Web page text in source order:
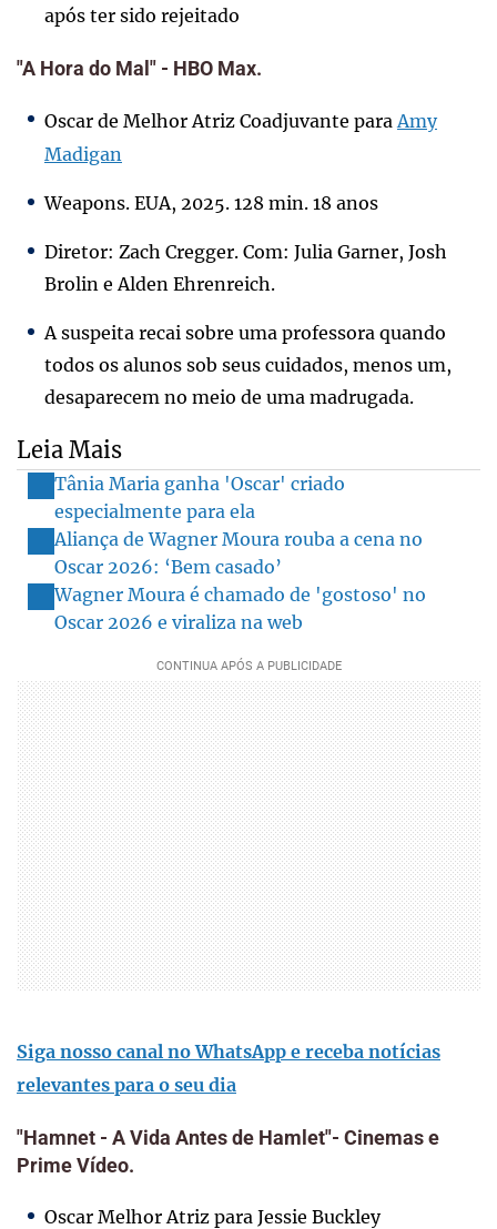
após ter sido rejeitado
"A Hora do Mal" - HBO Max.
Oscar de Melhor Atriz Coadjuvante para Amy
Madigan
Weapons. EUA, 2025. 128 min. 18 anos
Diretor: Zach Cregger. Com: Julia Garner, Josh
Brolin e Alden Ehrenreich.
A suspeita recai sobre uma professora quando
todos os alunos sob seus cuidados, menos um,
desaparecem no meio de uma madrugada.
Leia Mais
Tânia Maria ganha 'Oscar' criado
especialmente para ela
Aliança de Wagner Moura rouba a cena no
Oscar 2026: ‘Bem casado’
Wagner Moura é chamado de 'gostoso' no
Oscar 2026 e viraliza na web
Siga nosso canal no WhatsApp e receba notícias
relevantes para o seu dia
"Hamnet - A Vida Antes de Hamlet"- Cinemas e
Prime Vídeo.
Oscar Melhor Atriz para Jessie Buckley